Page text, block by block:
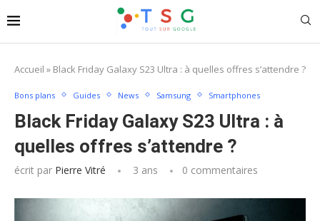
Accueil » Black Friday Galaxy S23 Ultra : à quelles offres s’attendre ?
Bons plans Guides News Samsung Smartphones
Black Friday Galaxy S23 Ultra : à
quelles offres s’attendre ?
écrit par Pierre Vitré 3 ans 0 commentaires